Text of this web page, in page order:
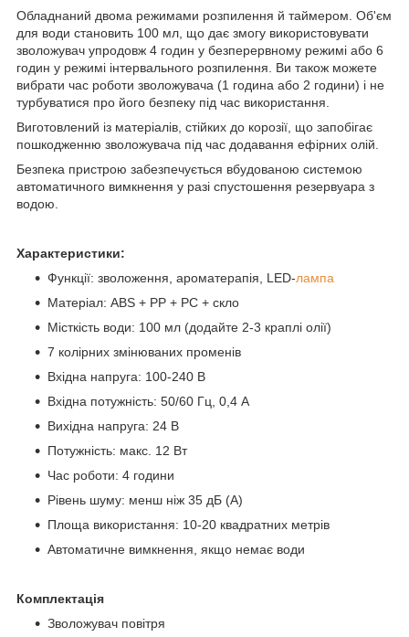
Обладнаний двома режимами розпилення й таймером. Об'єм
для води становить 100 мл, що дає змогу використовувати
зволожувач упродовж 4 годин у безперервному режимі або 6
годин у режимі інтервального розпилення. Ви також можете
вибрати час роботи зволожувача (1 година або 2 години) і не
турбуватися про його безпеку під час використання.
Виготовлений із матеріалів, стійких до корозії, що запобігає
пошкодженню зволожувача під час додавання ефірних олій.
Безпека пристрою забезпечується вбудованою системою
автоматичного вимкнення у разі спустошення резервуара з
водою.
Характеристики:
Функції: зволоження, ароматерапія, LED-лампа
Матеріал: ABS + PP + PC + скло
Місткість води: 100 мл (додайте 2-3 краплі олії)
7 колірних змінюваних променів
Вхідна напруга: 100-240 В
Вхідна потужність: 50/60 Гц, 0,4 А
Вихідна напруга: 24 В
Потужність: макс. 12 Вт
Час роботи: 4 години
Рівень шуму: менш ніж 35 дБ (А)
Площа використання: 10-20 квадратних метрів
Автоматичне вимкнення, якщо немає води
Комплектація
Зволожувач повітря